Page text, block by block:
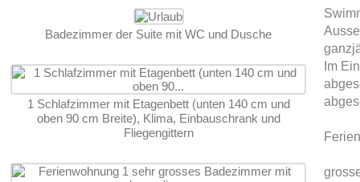
Badezimmer der Suite mit WC und Dusche
1 Schlafzimmer mit Etagenbett (unten 140 cm und
oben 90 cm Breite), Klima, Einbauschrank und
Fliegengittern
Im